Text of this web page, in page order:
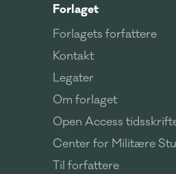
Forlaget
Forlagets forfattere
Kontakt
Legater
Om forlaget
Open Access
Center for Militære
Til forfattere